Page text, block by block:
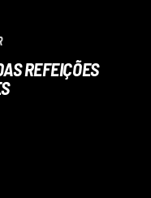
REFEIÇÕES